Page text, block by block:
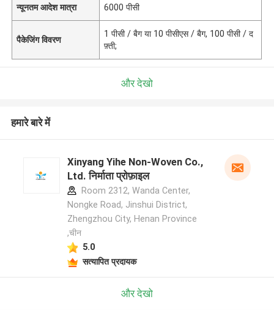
न्यूनतम आदेश मात्रा 6000 पीसी
पैकेजिंग विवरण
1 पीसी / बैग या 10 पीसीएस / बैग, 100 पीसी / द
फ़्ती;
और देखो
हमारे बारे में
Xinyang Yihe Non-Woven Co.,
Ltd. निर्माता प्रोफ़ाइल
Room 2312, Wanda Center,
Nongke Road, Jinshui District,
Zhengzhou City, Henan Province
,चीन
5.0
सत्यापित प्रदायक
और देखो